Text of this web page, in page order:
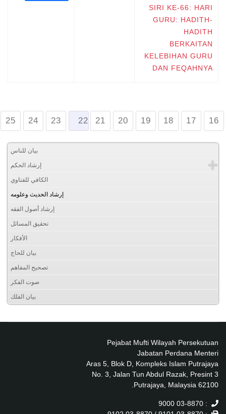
SIRI KE-66: HARI
GURU: HADITH-
HADITH
BERKAITAN
KELEBIHAN GURU
DAN FEQAHNYA
16
17
18
19
20
21
22
23
24
25
بيان للناس
إرشاد الحكم
الكافي للفتاوي
إرشاد الحديث وعلومه
إرشاد أصول الفقه
تحقيق المسائل
الأفكار
بيان للحاج
تصحيح المفاهم
صوت الفكر
بيان الفلك
Pejabat Mufti Wilayah Persekutuan
Jabatan Perdana Menteri
Aras 5, Blok D, Kompleks Islam Putrajaya
No. 3, Jalan Tun Abdul Razak, Presint 3
62100 Putrajaya, Malaysia.
: 03-8870 9000